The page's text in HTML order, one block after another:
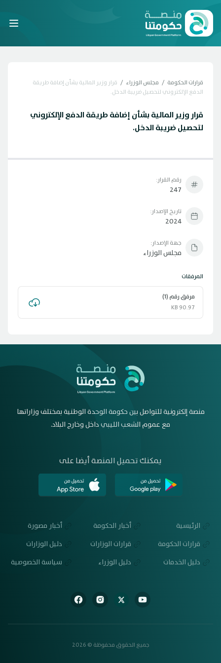
Laravel
قرارات الحكومة / مجلس الوزراء / قرار وزير المالية بشأن إضافة طريقة
الدفع الإلكتروني لتحصيل ضريبة الدخل.
قرار وزير المالية بشأن إضافة طريقة الدفع الإلكتروني
لتحصيل ضريبة الدخل.
رقم القرار:
247
تاريخ الإصدار:
2024
جهة الإصدار:
مجلس الوزراء
المرفقات
مرفق رقم (1)
90.97 KB
منصة إلكترونية للتواصل بين حكومة الوحدة الوطنية بمختلف وزاراتها
مع عموم الشعب الليبي داخل وخارج البلاد.
الرئيسية أخبار الحكومة
أخبار مصورة
قرارات الحكومة
قرارات الوزارات
دليل الوزارات
دليل الخدمات
دليل الوزراء سياسة الخصوصية
يمكنك تحميل المنصة أيضا على
جميع الحقوق محفوظة © 2026